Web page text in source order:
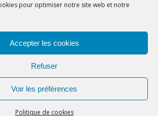
pour optimiser notre site web et notre
Accepter les cookies
Refuser
Voir les préférences
Politique de cookies
(UE)
Europe Citoyennetés et
theme by Satori